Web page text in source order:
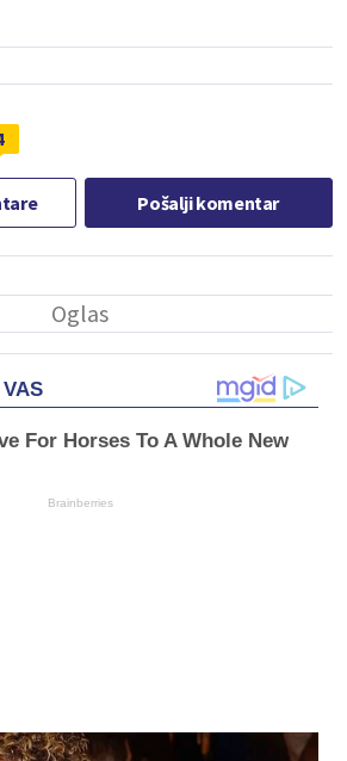
Pošalji komentar
For Horses To A Whole New
Brainberries